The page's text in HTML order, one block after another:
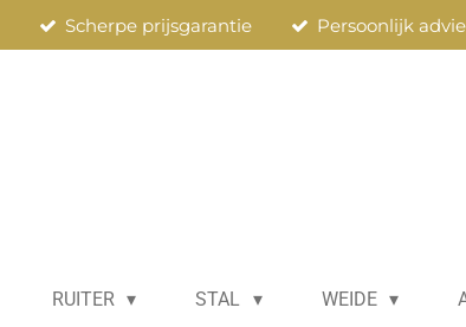
Scherpe prijsgarantie Persoonlijk
RUITER STAL WEIDE